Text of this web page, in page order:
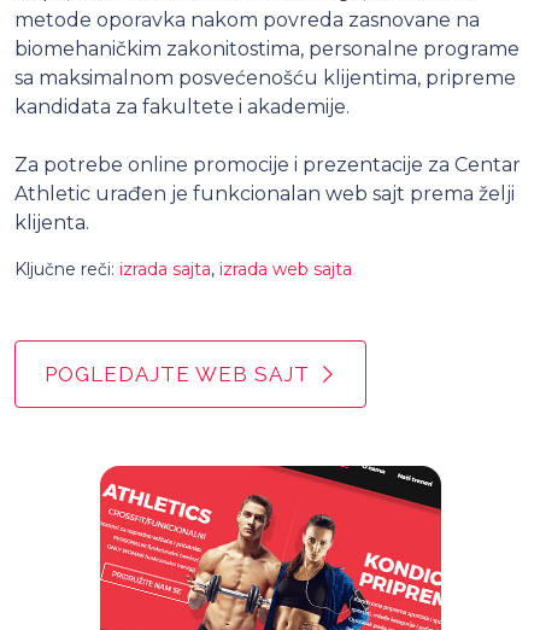
metode oporavka nakom povreda zasnovane na
biomehaničkim zakonitostima, personalne programe
sa maksimalnom posvećenošću klijentima, pripreme
kandidata za fakultete i akademije.
Za potrebe online promocije i prezentacije za Centar
Athletic urađen je funkcionalan web sajt prema želji
klijenta.
Ključne reči: izrada sajta, izrada web sajta
POGLEDAJTE WEB SAJT